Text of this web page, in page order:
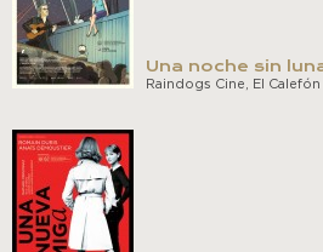
Una noche sin
Raindogs Cine, El Calefón